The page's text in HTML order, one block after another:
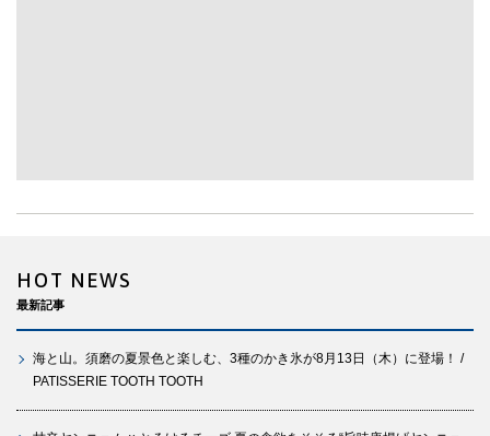
HOT NEWS
最新記事
海と山。須磨の夏景色と楽しむ、3種のかき氷が8月13日（木）に登場！ /
PATISSERIE TOOTH TOOTH